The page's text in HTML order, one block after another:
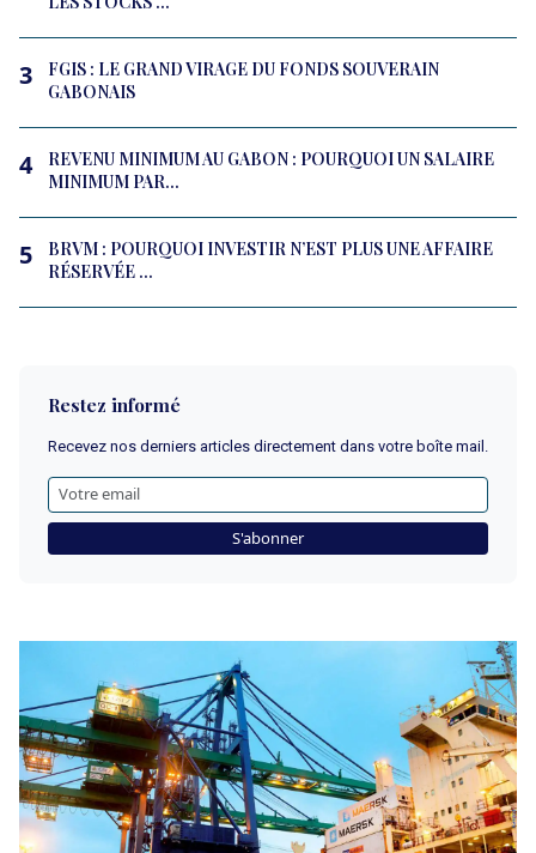
3
FGIS : LE GRAND VIRAGE DU FONDS SOUVERAIN
GABONAIS
4
REVENU MINIMUM AU GABON : POURQUOI UN SALAIRE
MINIMUM PAR...
5
BRVM : POURQUOI INVESTIR N’EST PLUS UNE AFFAIRE
RÉSERVÉE ...
Restez informé
Recevez nos derniers articles directement dans votre boîte mail.
S'abonner